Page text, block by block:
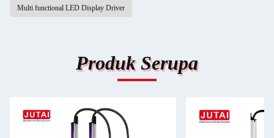
Multi functional LED Display Driver
Produk Serupa